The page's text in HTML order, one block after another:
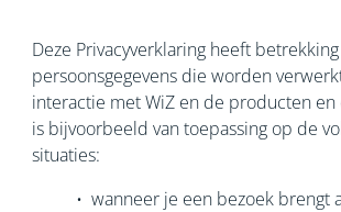
Deze Privacyverklaring heeft
persoonsgegevens die worden
interactie met WiZ en de producten en
is bijvoorbeeld van toepassing op de
situaties:
• wanneer je een bezoek brengt